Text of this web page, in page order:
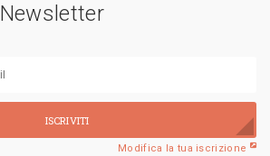
Newsletter
ISCRIVITI
Modifica la tua iscrizione